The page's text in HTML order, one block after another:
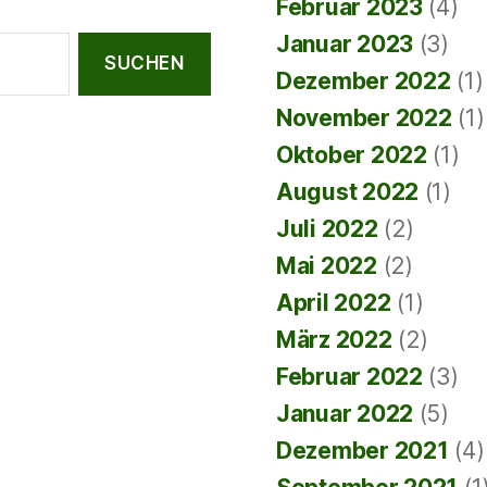
Februar 2023(4)
Januar 2023 (3)
Dezember 2022 (1)
November 2022 (1)
Oktober 2022 (1)
August 2022 (1)
Juli 2022 (2)
Mai 2022 (2)
April 2022 (1)
März 2022 (2)
Februar 2022 (3)
Januar 2022 (5)
Dezember 2021 (4)